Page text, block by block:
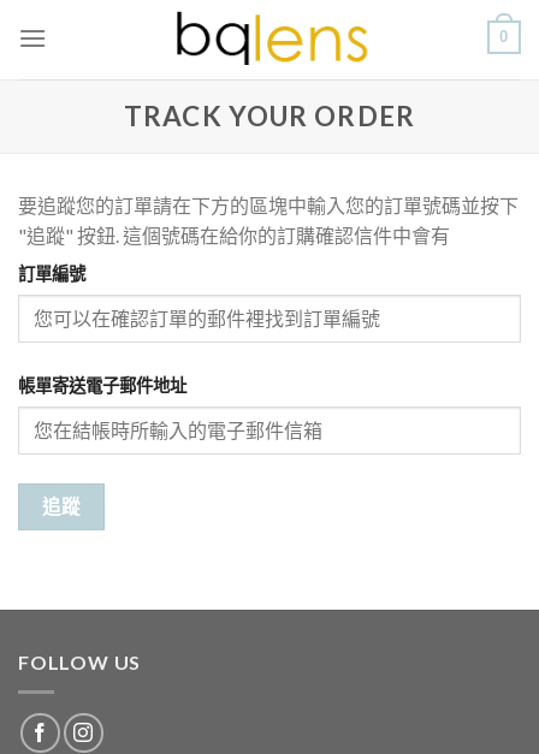
content
0
TRACK YOUR ORDER
要追蹤您的訂單請在下方的區塊中輸入您的訂單號碼並按下
"追蹤" 按鈕. 這個號碼在給你的訂購確認信件中會有
訂單編號
帳單寄送電子郵件地址
追蹤
FOLLOW US